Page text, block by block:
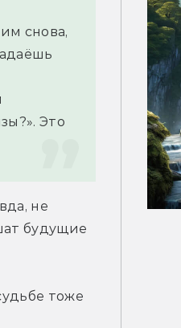
снова,
Это
не
будущие
тоже